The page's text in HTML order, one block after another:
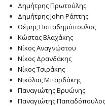
Δημήτρης Πρωτούλης
Δημήτρης John Ράπτης
Θέμης Παπαδημόπουλος
Κώστας Βλαχάκης
Νίκος Αναγνώστου
Νίκος Δρανδάκης
Νίκος Τσιράκης
Νικόλας Μπαρδάκης
Παναγιώτης Βρυώνης
Παναγιώτης Παπαδόπουλος